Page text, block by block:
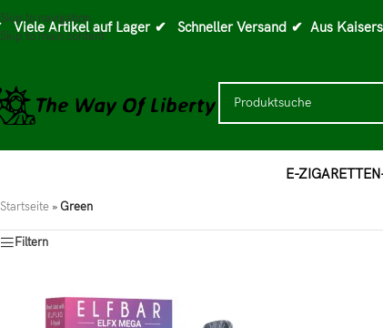
Skip to navigation
Skip to main content
Viele Artikel auf Lager ✔ Schneller Versand ✔ Aus
E-
Startseite »Green
Filtern